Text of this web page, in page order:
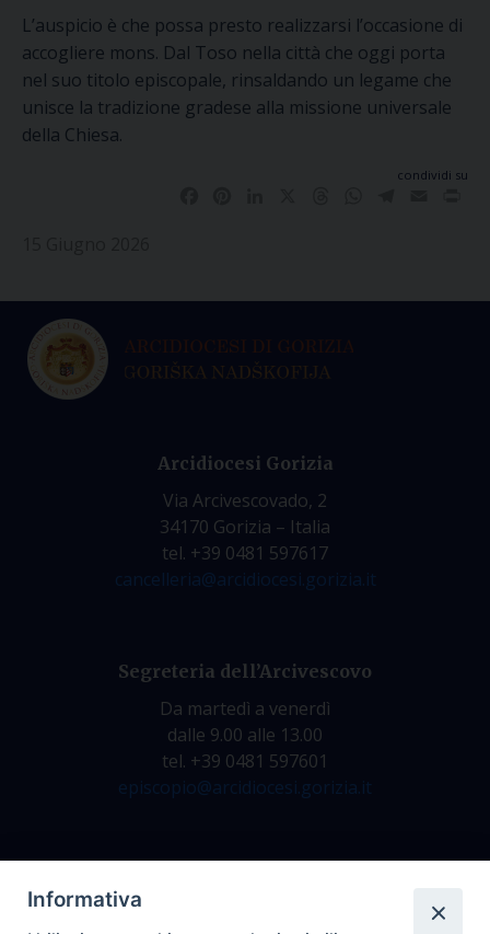
L’auspicio è che possa presto realizzarsi l’occasione di
accogliere mons. Dal Toso nella città che oggi porta
nel suo titolo episcopale, rinsaldando un legame che
unisce la tradizione gradese alla missione universale
della Chiesa.
condividi su
Arcidiocesi Gorizia
Via Arcivescovado, 2
34170 Gorizia – Italia
tel. +39 0481 597617
cancelleria@arcidiocesi.gorizia.it
Segreteria dell’Arcivescovo
Da martedì a venerdì
dalle 9.00 alle 13.00
tel. +39 0481 597601
episcopio@arcidiocesi.gorizia.it
Informativa